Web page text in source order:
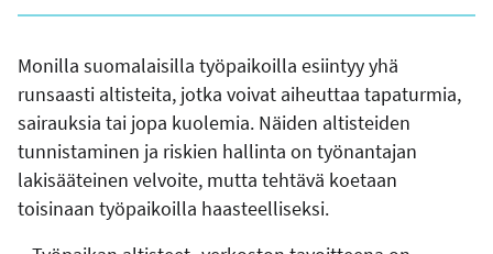
Monilla suomalaisilla työpaikoilla esiintyy yhä
runsaasti altisteita, jotka voivat aiheuttaa tapaturmia,
sairauksia tai jopa kuolemia. Näiden altisteiden
tunnistaminen ja riskien hallinta on työnantajan
lakisääteinen velvoite, mutta tehtävä koetaan
toisinaan työpaikoilla haasteelliseksi.